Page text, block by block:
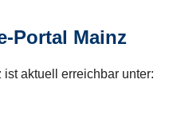
Portal Mainz
aktuell erreichbar unter: